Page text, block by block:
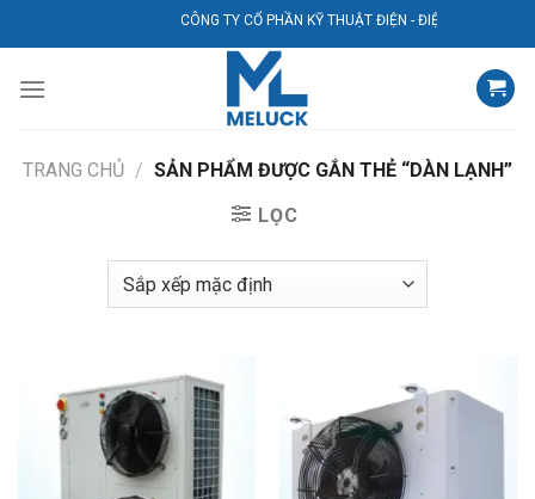
qua
dung
CÔNG TY CỔ PHẦN KỸ THUẬT ĐIỆN - ĐIỆN LẠNH AVG
TRANG CHỦ / SẢN PHẨM ĐƯỢC GẮN THẺ “DÀN LẠNH”
LỌC